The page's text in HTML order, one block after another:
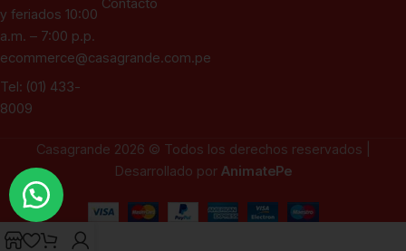
y feriados 10:00
a.m. – 7:00 p.p.
ecommerce@casagrande.com.pe
Tel: (01) 433-
8009
Casagrande 2026 © Todos los derechos reservados |
Desarrollado por AnimatePe